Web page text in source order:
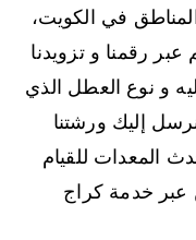
في الكويت،
رقمنا و تزويدنا
و نوع العطل الذي
إليك ورشتنا
المعدات للقيام
عبر خدمة كراج